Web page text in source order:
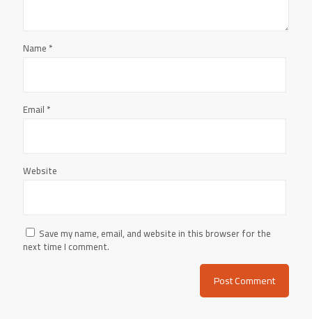
Name *
Email *
Website
Save my name, email, and website in this browser for the
next time I comment.